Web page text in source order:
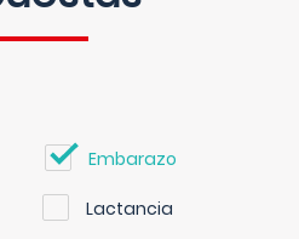
Embarazo
Lactancia